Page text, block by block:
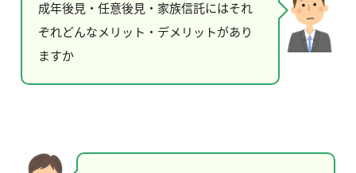
成年後見・任意後見・家族信託にはそれ
ぞれどんなメリット・デメリットがあり
ますか